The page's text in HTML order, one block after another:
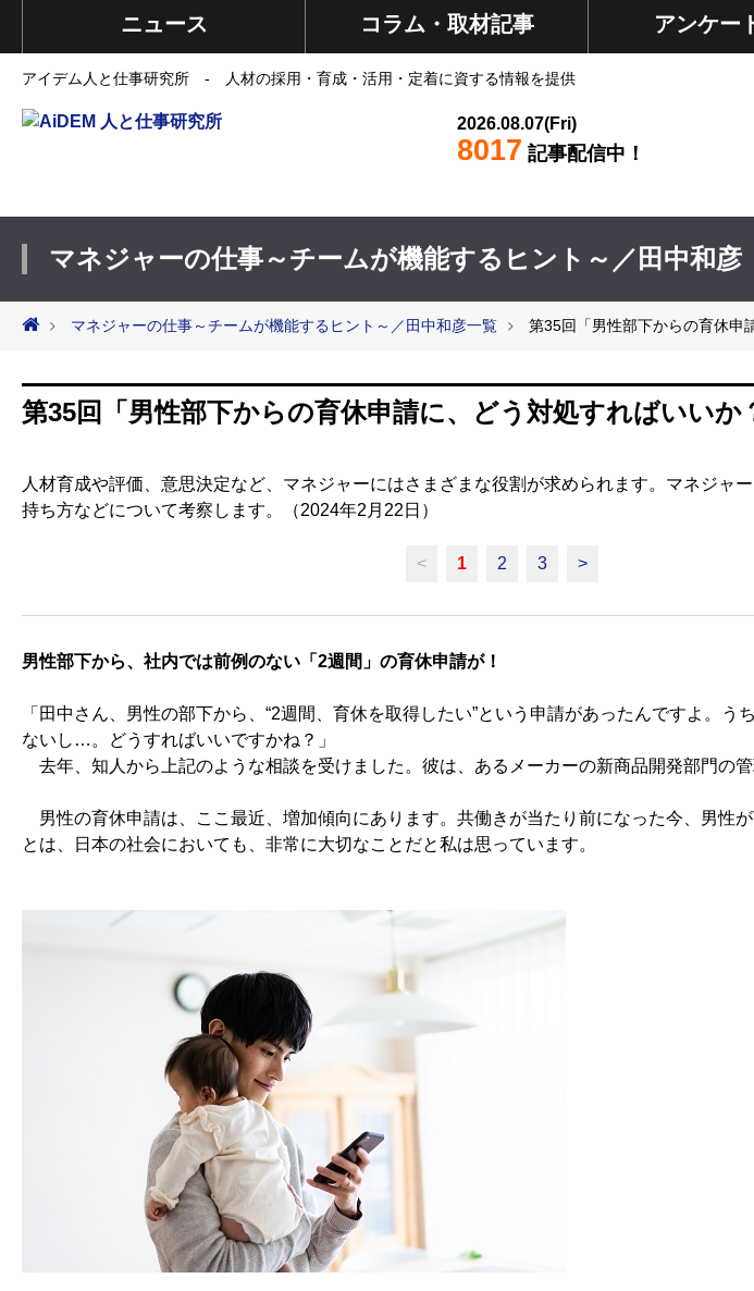
ニュース コラム・取材記事 アンケー
アイデム人と仕事研究所 - 人材の採用・育成・活用・定着に資する情報を提供
2026.08.07(Fri)
8017 記事配信中！
マネジャーの仕事～チームが機能するヒント～／田中和彦
マネジャーの仕事～チームが機能するヒント～／田中和彦一覧 第35回「男性部下からの育休申
第35回「男性部下からの育休申請に、どう対処すればいいか
人材育成や評価、意思決定など、マネジャーにはさまざまな役割が求められます。マネジャ
持ち方などについて考察します。（2024年2月22日）
< 1 2 3 >
男性部下から、社内では前例のない「2週間」の育休申請が！
「田中さん、男性の部下から、“2週間、育休を取得したい”という申請があったんですよ。う
ないし…。どうすればいいですかね？」
去年、知人から上記のような相談を受けました。彼は、あるメーカーの新商品開発部門の管
男性の育休申請は、ここ最近、増加傾向にあります。共働きが当たり前になった今、男性
とは、日本の社会においても、非常に大切なことだと私は思っています。